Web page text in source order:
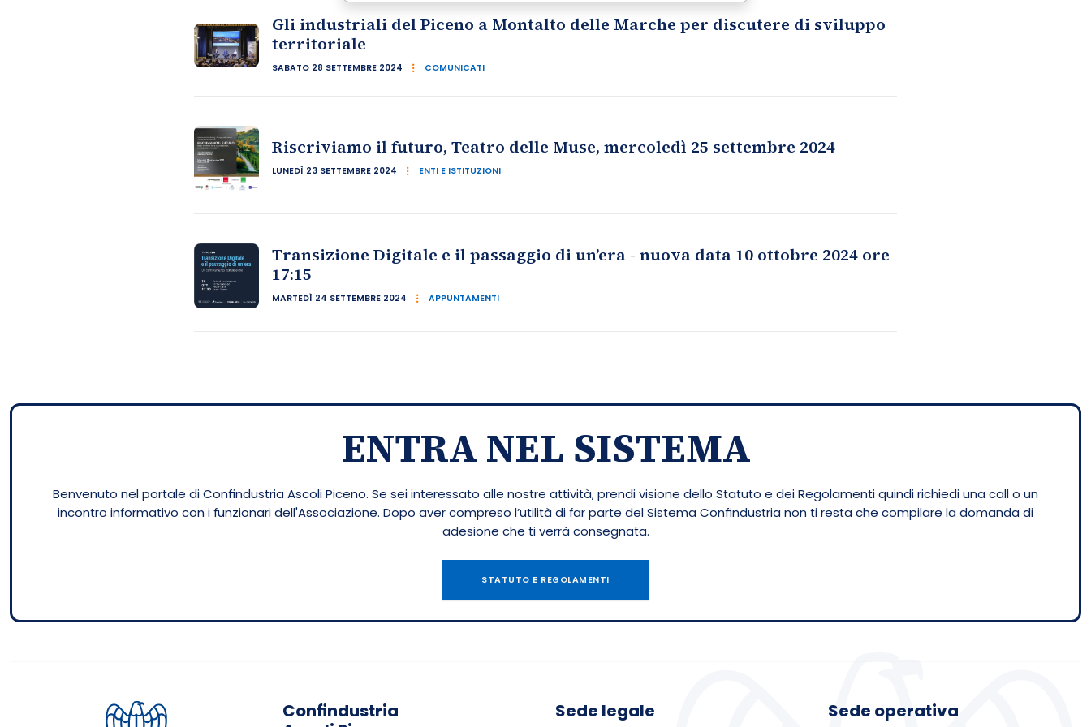
Gli industriali del Piceno a Montalto delle Marche per discutere di sviluppo
territoriale
SABATO 28 SETTEMBRE 2024 COMUNICATI
Riscriviamo il futuro, Teatro delle Muse, mercoledì 25 settembre 2024
LUNEDÌ 23 SETTEMBRE 2024 ENTI E ISTITUZIONI
Transizione Digitale e il passaggio di un’era - nuova data 10 ottobre 2024 ore
17:15
MARTEDÌ 24 SETTEMBRE 2024 APPUNTAMENTI
ENTRA NEL SISTEMA
Benvenuto nel portale di Confindustria Ascoli Piceno. Se sei interessato alle nostre attività, prendi visione dello Statuto e dei Regolamenti quindi richiedi una call o un
incontro informativo con i funzionari dell'Associazione. Dopo aver compreso l’utilità di far parte del Sistema Confindustria non ti resta che compilare la domanda di
adesione che ti verrà consegnata.
STATUTO E REGOLAMENTI
Confindustria
Sede legale Sede operativa